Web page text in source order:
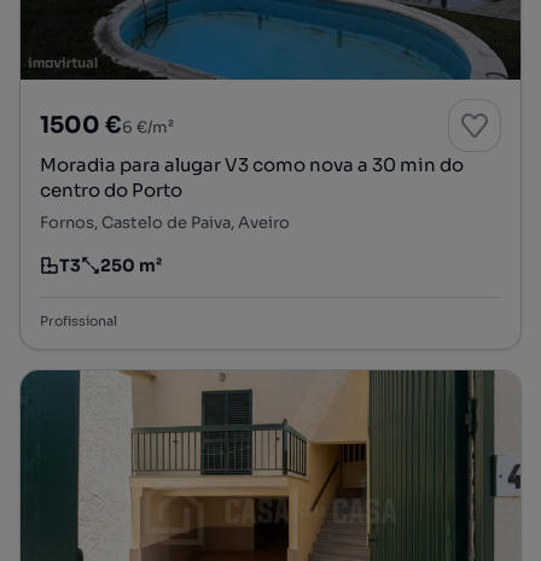
1500 €6 €/m²
Moradia para alugar V3 como nova a 30 min do
centro do Porto
Fornos, Castelo de Paiva, Aveiro
Tipologia
T3
Preço por metro quadrado
250 m²
Profissional